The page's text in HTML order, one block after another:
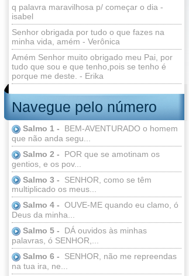
q palavra maravilhosa p/ começar o dia -
isabel
Senhor obrigada por tudo o que fazes na
minha vida, amém - Verônica
Amém Senhor muito obrigado meu Pai, por
tudo que sou e que tenho,pois se tenho é
porque me deste. - Erika
Navegue pelo número
Salmo 1 -
BEM-AVENTURADO o homem
que não anda segu...
Salmo 2 -
POR que se amotinam os
gentios, e os pov...
Salmo 3 -
SENHOR, como se têm
multiplicado os meus...
Salmo 4 - OUVE-ME quando eu clamo, ó
Deus da minha...
Salmo 5 -
DÁ ouvidos às minhas
palavras, ó SENHOR,...
Salmo 6 -
SENHOR, não me repreendas
na tua ira, ne...